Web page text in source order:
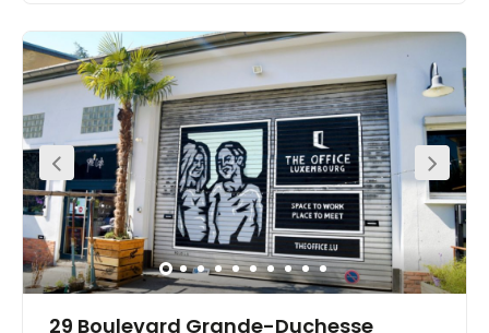
contemporary private offices and open spaces. Here,
there are a range of private and communal spaces,
complete with spacious meeting rooms, modern lounges
and event spaces. The airport can easily be reached
comfortably by bus in under 30 minutes, perfect for
hosting international contacts. This neighbourhood in
which the centre operates brings together a variety of
sectors and job profiles, so you can experience a range
of networking opportunities like no other.
29 Boulevard Grande-Duchesse